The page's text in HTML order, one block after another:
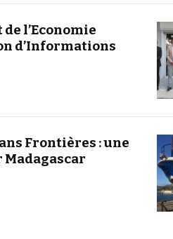
l’Economie
d’Informations
Frontières : une
Madagascar